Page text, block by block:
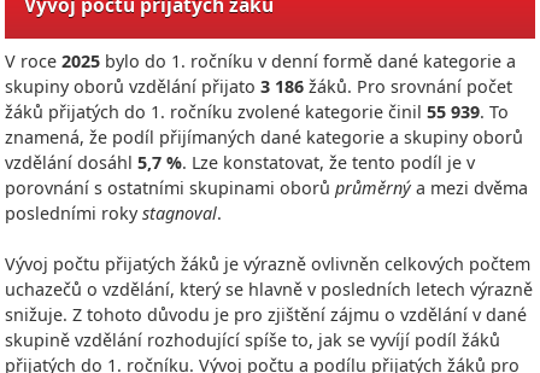
V roce 2025 bylo do 1. ročníku v denní formě dané kategorie a
skupiny oborů vzdělání přijato 3 186 žáků. Pro srovnání počet
žáků přijatých do 1. ročníku zvolené kategorie činil 55 939. To
znamená, že podíl přijímaných dané kategorie a skupiny oborů
vzdělání dosáhl 5,7 %. Lze konstatovat, že tento podíl je v
porovnání s ostatními skupinami oborů průměrnýa mezi dvěma
posledními rokystagnoval.
Vývoj počtu přijatých žáků je výrazně ovlivněn celkových počtem
uchazečů o vzdělání, který se hlavně v posledních letech výrazně
snižuje. Z tohoto důvodu je pro zjištění zájmu o vzdělání v dané
skupině vzdělání rozhodující spíše to, jak se vyvíjí podíl žáků
přijatých do 1. ročníku. Vývoj počtu a podílu přijatých žáků pro